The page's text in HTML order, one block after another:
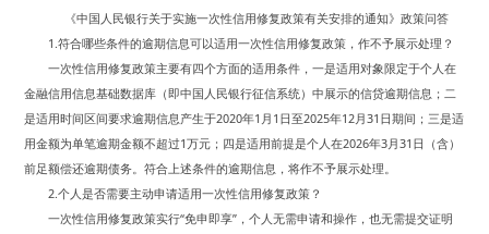
《中国人民银行关于实施一次性信用修复政策有关安排的通知》政策问答
1.符合哪些条件的逾期信息可以适用一次性信用修复政策，作不予展示处理？
一次性信用修复政策主要有四个方面的适用条件，一是适用对象限定于个人在
金融信用信息基础数据库（即中国人民银行征信系统）中展示的信贷逾期信息；二
是适用时间区间要求逾期信息产生于2020年1月1日至2025年12月31日期间；三是适
用金额为单笔逾期金额不超过1万元；四是适用前提是个人在2026年3月31日（含）
前足额偿还逾期债务。符合上述条件的逾期信息，将作不予展示处理。
2.个人是否需要主动申请适用一次性信用修复政策？
一次性信用修复政策实行“免申即享”，个人无需申请和操作，也无需提交证明